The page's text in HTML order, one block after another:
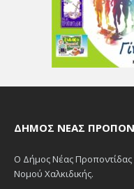
ΔΉΜΟΣ ΝΈΑΣ
Ο Δήμος Νέας Προποντίδας
Νομού Χαλκιδικής.